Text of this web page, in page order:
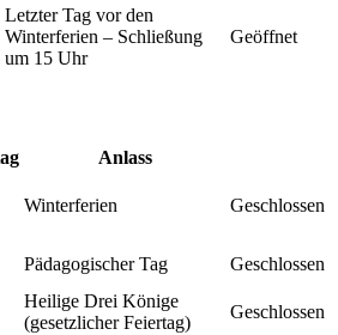
Letzter Tag vor den
Winterferien – Schließung
um 15 Uhr
Geöffnet
Anlass
Winterferien Geschlossen
Pädagogischer Tag
Geschlossen
Heilige Drei Könige
(gesetzlicher Feiertag)
Geschlossen